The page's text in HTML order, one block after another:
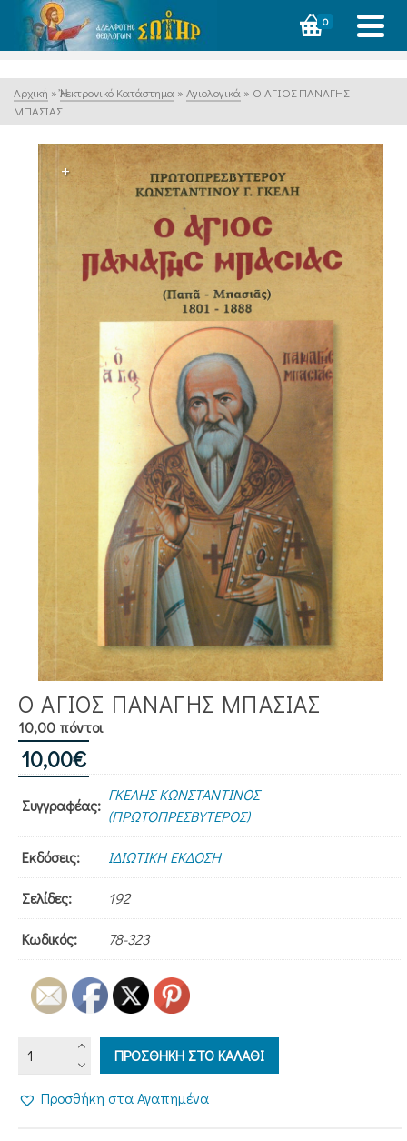
0
Αρχική » Ἠλεκτρονικό Κατάστημα » Αγιολογικά » Ο ΑΓΙΟΣ ΠΑΝΑΓΗΣ
ΜΠΑΣΙΑΣ
Ο ΑΓΙΟΣ ΠΑΝΑΓΗΣ ΜΠΑΣΙΑΣ
10,00 πόντοι
10,00€
Συγγραφέας:
ΓΚΕΛΗΣ ΚΩΝΣΤΑΝΤΙΝΟΣ
(ΠΡΩΤΟΠΡΕΣΒΥΤΕΡΟΣ)
Εκδόσεις: ΙΔΙΩΤΙΚΗ ΕΚΔΟΣΗ
Σελίδες: 192
Κωδικός: 78-323
ΠΑΝΑΓΗΣ
ΠΡΟΣΘΗΚΗ ΣΤΟ ΚΑΛΑΘΙ
Προσθήκη στα Αγαπημένα